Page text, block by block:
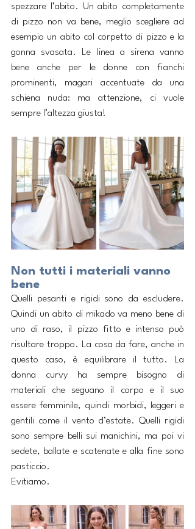
spezzare l’abito. Un abito completamente
di pizzo non va bene, meglio scegliere ad
esempio un abito col corpetto di pizzo e la
gonna svasata. Le linea a sirena vanno
bene anche per le donne con fianchi
prominenti, magari accentuate da una
schiena nuda: ma attenzione, ci vuole
sempre l’altezza giusta!
Non tutti i materiali vanno
bene
Quelli pesanti e rigidi sono da escludere.
Quindi un abito di mikado va meno bene di
uno di raso, il pizzo fitto e intenso può
risultare troppo. La cosa da fare, anche in
questo caso, è equilibrare il tutto. La
donna curvy ha sempre bisogno di
materiali che seguano il corpo e il suo
essere femminile, quindi morbidi, leggeri e
gentili come il vento d’estate. Quelli rigidi
sono sempre belli sui manichini, ma poi vi
sedete, ballate e scatenate e alla fine sono
pasticcio.
Evitiamo.